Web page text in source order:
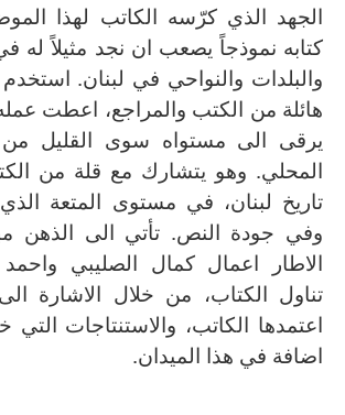
الجهد الذي كرّسه الكاتب لهذا
كتابه نموذجاً يصعب ان نجد مثيلاً له
والبلدات والنواحي في لبنان.
هائلة من الكتب والمراجع، اعطت عمله
يرقى الى مستواه سوى القليل من
المحلي. وهو يتشارك مع قلة من
تاريخ لبنان، في مستوى المتعة
وفي جودة النص. تأتي الى الذهن
الاطار اعمال كمال الصليبي
تناول الكتاب، من خلال الاشارة
اعتمدها الكاتب، والاستنتاجات
اضافة في هذا الميدان.